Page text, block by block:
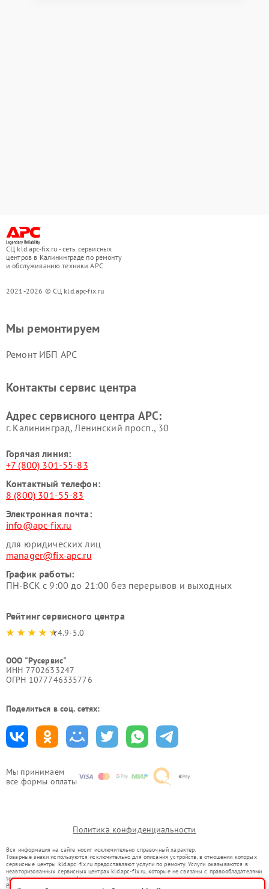
СЦ kld.apc-fix.ru - сеть сервисных
центров в Калининграде по ремонту
и обслуживанию техники APC
2021-2026 © СЦ kld.apc-fix.ru
Мы принимаем
все формы оплаты
Мы ремонтируем
Ремонт ИБП APC
Контакты сервис центра
Адрес сервисного центра APC:
г. Калининград, Ленинский просп., 30
Горячая линия:
+7 (800) 301-55-83
Контактный телефон:
8 (800) 301-55-83
Электронная почта:
info@apc-fix.ru
для юридических лиц
manager@fix-apc.ru
График работы:
ПН-ВСК с 9:00 до 21:00 без перерывов и выходных
Рейтинг сервисного центра
4.9-5.0
ООО "Русервис"
ИНН 7702633247
ОГРН 1077746335776
Поделиться в соц. сетях:
Политика конфиденциальности
Вся информация на сайте носит исключительно справочный характер.
Товарные знаки используются исключительно для описания устройств, в отношении которых
сервисные центры kld.apc-fix.ru предоставляют услуги по ремонту. Услуги оказываются в
неавторизованных сервисных центрах kld.apc-fix.ru, которые не связаны с правообладателями
товарных знаков или их официальными представителями.
Ремонт осуществляется для устройств, уже введенных в гражданский оборот в соответствии